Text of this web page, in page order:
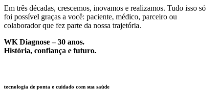
Em três décadas, crescemos, inovamos e realizamos. Tudo isso só
foi possível graças a você: paciente, médico, parceiro ou
colaborador que fez parte da nossa trajetória.
WK Diagnose – 30 anos.
História, confiança e futuro.
tecnologia de ponta e cuidado com sua saúde